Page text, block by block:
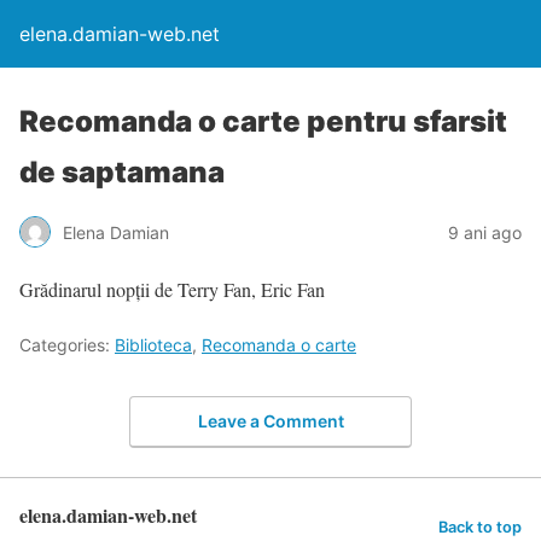
elena.damian-web.net
Recomanda o carte pentru sfarsit
de saptamana
Elena Damian 9 ani ago
Grădinarul nopții de Terry Fan, Eric Fan
Categories: Biblioteca, Recomanda o carte
Leave a Comment
elena.damian-web.net Back to top